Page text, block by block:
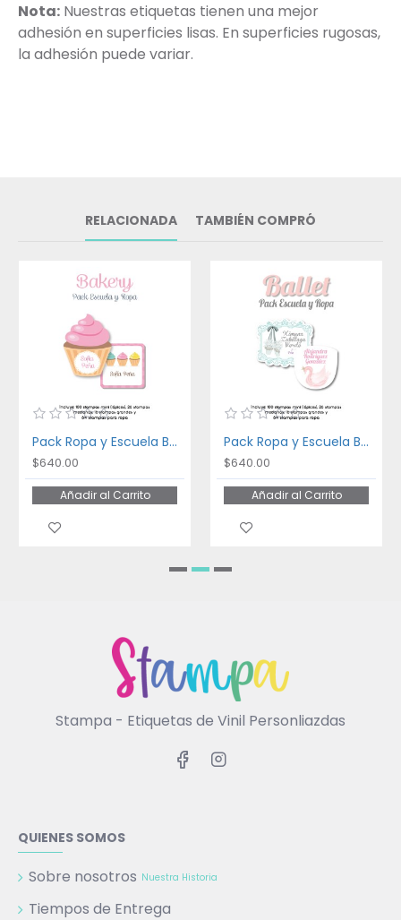
Nota: Nuestras etiquetas tienen una mejor
adhesión en superficies lisas. En superficies rugosas,
la adhesión puede variar.
RELACIONADA TAMBIÉN COMPRÓ
Pack Ropa y Escuela Bakery
$640.00
Añadir al Carrito
Pack Ropa y Escuela Ballet
$640.00
Añadir al Carrito
Stampa - Etiquetas de Vinil Personliazdas
QUIENES SOMOS
Sobre nosotros Nuestra Historia
Tiempos de Entrega